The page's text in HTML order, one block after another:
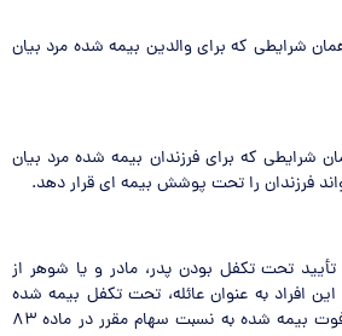
شرایطی که برای والدین بیمه شده مرد بیان
شرایطی که برای فرزندان بیمه شده مرد بیان
فرزندان را تحت پوشش بیمه ای قرار دهد.
تحت تکفل بودن پدر، مادر و یا شوهر از
افراد به عنوان عائله، تحت تکفل بیمه شده
قرار می گیرند و در صورت فوت بیمه شده به نسبت سهام مقرر در ماده ۸۳